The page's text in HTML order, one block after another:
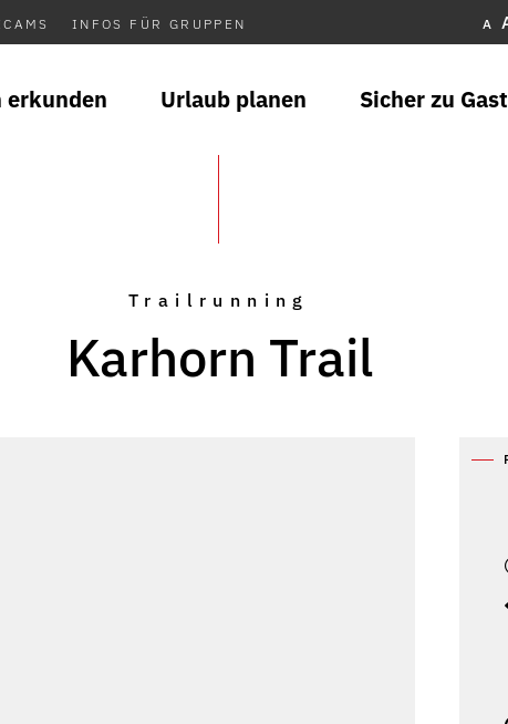
INFOS FÜR GRUPPEN A
erkunden Urlaub planen Sicher zu Gast
Trailrunning
Karhorn Trail